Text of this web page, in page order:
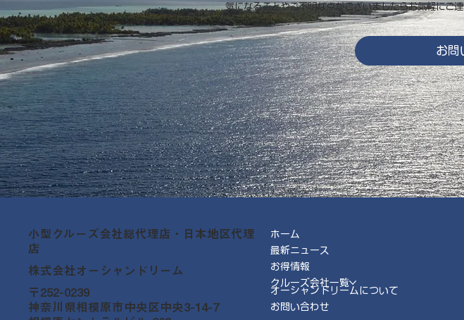
気になることやご不明な点がございましたらお気軽にご
お問
小型クルーズ会社総代理店・日本地区代理
店
株式会社オーシャンドリーム
〒252-0239
神奈川県相模原市中央区中央3-14-7
ホーム
最新ニュース
お得情報
クルーズ会社一覧
オーシャンドリームについて
お問い合わせ